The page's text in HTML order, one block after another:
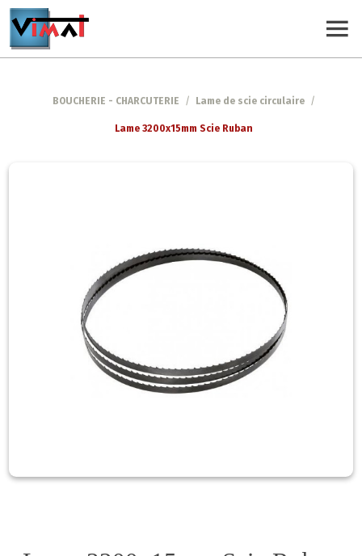
BOUCHERIE - CHARCUTERIE / Lame de scie circulaire /
Lame 3200x15mm Scie Ruban